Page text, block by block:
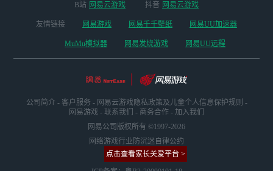
B站 网易云游戏 抖音 网易云游戏
友情链接 网易游戏 网易千千壁纸 网易UU加速器
MuMu模拟器 网易发烧游戏 网易UU远程
公司简介 - 客户服务 - 网易云游戏隐私政策及儿童个人信息保护规则 -
网易游戏 - 联系我们 - 商务合作 - 加入我们
网易公司版权所有 ©1997-2026
网络游戏行业防沉迷自律公约
点击查看家长关爱平台 >